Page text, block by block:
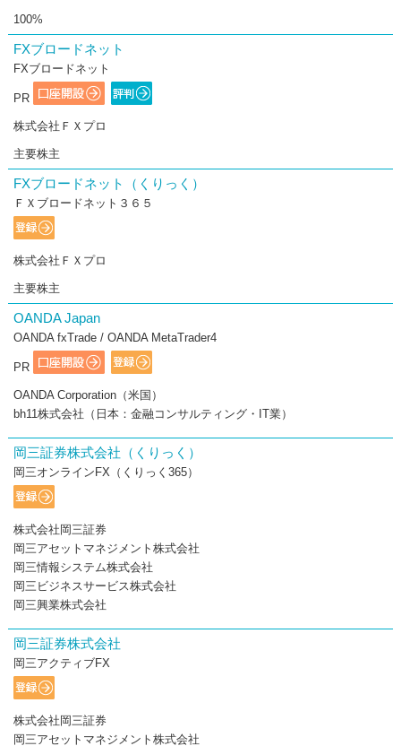
100%
FXブロードネット
FXブロードネット
PR
株式会社ＦＸプロ
主要株主
FXブロードネット（くりっく）
ＦＸブロードネット３６５
株式会社ＦＸプロ
主要株主
OANDA Japan
OANDA fxTrade / OANDA MetaTrader4
PR
OANDA Corporation（米国）
bh11株式会社（日本：金融コンサルティング・IT業）
岡三証券株式会社（くりっく）
岡三オンラインFX（くりっく365）
株式会社岡三証券
岡三アセットマネジメント株式会社
岡三情報システム株式会社
岡三ビジネスサービス株式会社
岡三興業株式会社
岡三証券株式会社
岡三アクティブFX
株式会社岡三証券
岡三アセットマネジメント株式会社